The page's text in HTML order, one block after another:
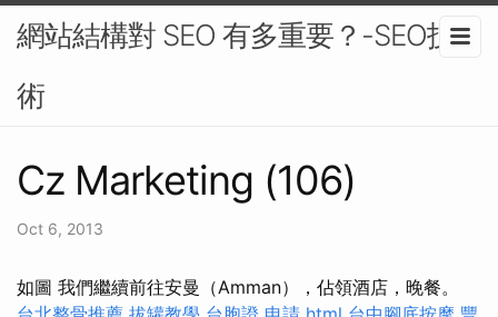
網站結構對 SEO 有多重要？-SEO技
術
Cz Marketing (106)
Oct 6, 2013
如圖 我們繼續前往安曼（Amman），佔領酒店，晚餐。